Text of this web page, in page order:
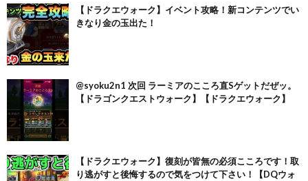
【ドラクエウォーク】イベント攻略！新コンテンツでい
きなり金の玉出た！
@syoku2n1 次回 ラーミアのこころ直Sゲットだぜッ。
【ドラゴンクエストウォーク】【ドラクエウォーク】
【ドラクエウォーク】復刻が皆無の必須こころです！取
り逃がすと後悔するので気をつけて下さい！【DQウォ